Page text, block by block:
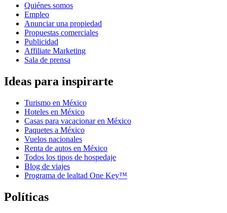
Quiénes somos
Empleo
Anunciar una propiedad
Propuestas comerciales
Publicidad
Affiliate Marketing
Sala de prensa
Ideas para inspirarte
Turismo en México
Hoteles en México
Casas para vacacionar en México
Paquetes a México
Vuelos nacionales
Renta de autos en México
Todos los tipos de hospedaje
Blog de viajes
Programa de lealtad One Key™
Políticas